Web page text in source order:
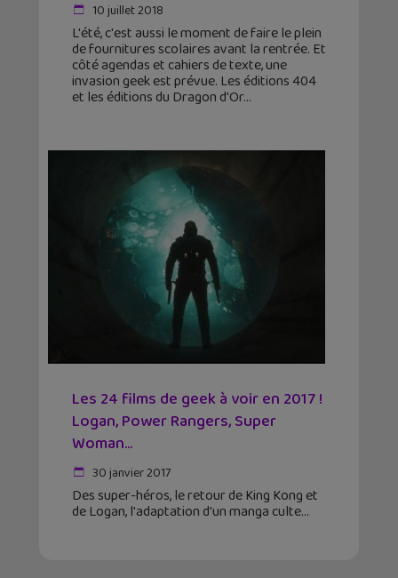
10 juillet 2018
L'été, c'est aussi le moment de faire le plein
de fournitures scolaires avant la rentrée. Et
côté agendas et cahiers de texte, une
invasion geek est prévue. Les éditions 404
et les éditions du Dragon d'Or
Les 24 films de geek à voir en 2017 !
Logan, Power Rangers, Super
Woman…
30 janvier 2017
Des super-héros, le retour de King Kong et
de Logan, l'adaptation d'un manga culte